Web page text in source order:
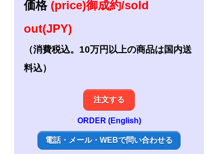
価格 (price)御成約/sold
out(JPY)
（消費税込。10万円以上の商品は国内送
料込）
注文する
ORDER (English)
電話・メール・WEBで問い合わせる